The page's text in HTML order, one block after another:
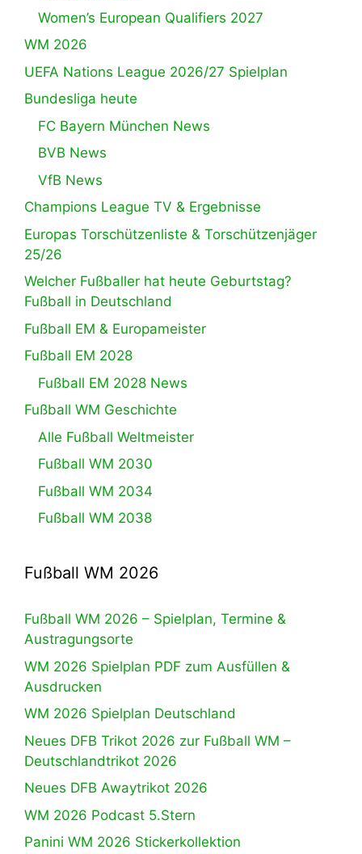
Women’s European Qualifiers 2027
WM 2026
UEFA Nations League 2026/27 Spielplan
Bundesliga heute
FC Bayern München News
BVB News
VfB News
Champions League TV & Ergebnisse
Europas Torschützenliste & Torschützenjäger
25/26
Welcher Fußballer hat heute Geburtstag?
Fußball in Deutschland
Fußball EM & Europameister
Fußball EM 2028
Fußball EM 2028 News
Fußball WM Geschichte
Alle Fußball Weltmeister
Fußball WM 2030
Fußball WM 2034
Fußball WM 2038
Fußball WM 2026
Fußball WM 2026 – Spielplan, Termine &
Austragungsorte
WM 2026 Spielplan PDF zum Ausfüllen &
Ausdrucken
WM 2026 Spielplan Deutschland
Neues DFB Trikot 2026 zur Fußball WM –
Deutschlandtrikot 2026
Neues DFB Awaytrikot 2026
WM 2026 Podcast 5.Stern
Panini WM 2026 Stickerkollektion